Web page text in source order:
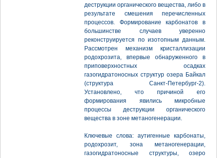
деструкции органического вещества, либо в
результате смешения перечисленных
процессов. Формирование карбонатов в
большинстве случаев уверенно
реконструируется по изотопным данным.
Рассмотрен механизм кристаллизации
родохрозита, впервые обнаруженного в
приповерхностных осадках
газогидратоносных структур озера Байкал
(структура Санкт-Петербург-2).
Установлено, что причиной его
формирования явились микробные
процессы деструкции органического
вещества в зоне метаногенерации.
Ключевые слова: аутигенные карбонаты,
родохрозит, зона метаногенерации,
газогидратоносные структуры, озеро